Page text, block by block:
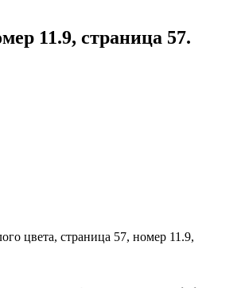
11.9, страница 57.